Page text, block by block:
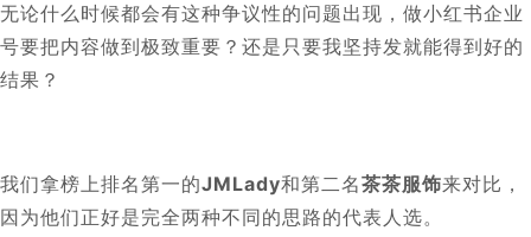
无论什么时候都会有这种争议性的问题出现，做小红书企业
号要把内容做到极致重要？还是只要我坚持发就能得到好的
结果？
我们拿榜上排名第一的JMLady和第二名茶茶服饰来对比，
因为他们正好是完全两种不同的思路的代表人选。